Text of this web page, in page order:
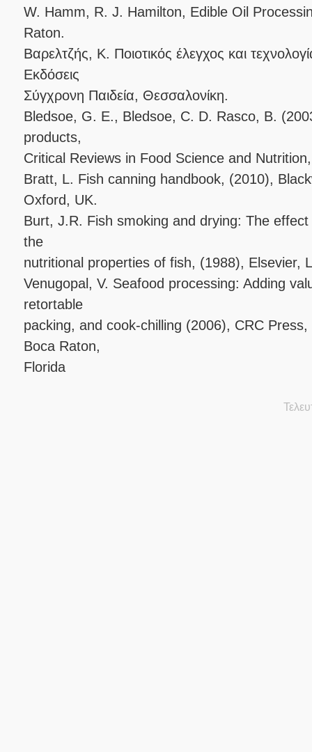
W. Hamm, R. J. Hamilton, Edible Oil
Raton.
Βαρελτζής, Κ. Ποιοτικός έλεγχος και
Εκδόσεις
Σύγχρονη Παιδεία, Θεσσαλονίκη.
Bledsoe, G. E., Bledsoe, C. D. Rasco, B.
products,
Critical Reviews in Food Science and
Bratt, L. Fish canning handbook, (2010),
Oxford, UK.
Burt, J.R. Fish smoking and drying: The
the
nutritional properties of fish, (1988), Elsevier,
Venugopal, V. Seafood processing: Adding
retortable
packing, and cook-chilling (2006), CRC
Boca Raton,
Florida